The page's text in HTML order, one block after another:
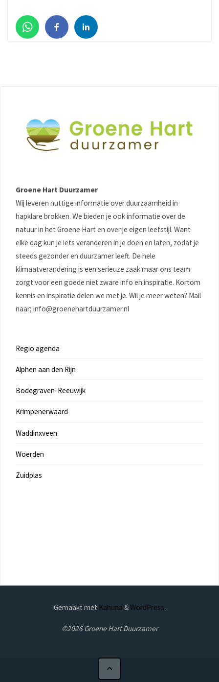
Groene Hart Duurzamer
Wij leveren nuttige informatie over duurzaamheid in
hapklare brokken. We bieden je ook informatie over de
natuur in het Groene Hart en over je eigen leefstijl. Want
elke dag kun je iets veranderen in je doen en laten, zodat je
steeds gezonder en duurzamer leeft. De hele
klimaatverandering is een serieuze zaak maar ons team
zorgt voor een goede niet zware info en inspiratie. Kortom
kennis en inspiratie delen we met je. Wil je meer weten? Mail
naar; info@groenehartduurzamer.nl
Regio agenda
Alphen aan den Rijn
Bodegraven-Reeuwijk
Krimpenerwaard
Waddinxveen
Woerden
Zuidplas
Gemaakt met Kahuna &WordPress.
©2026 Groene Hart Duurzamer